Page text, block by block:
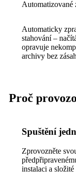
Automaticky
stahování –
opravuje
archivy bez
Proč
Spuštění
Zprovozněte
instalaci a